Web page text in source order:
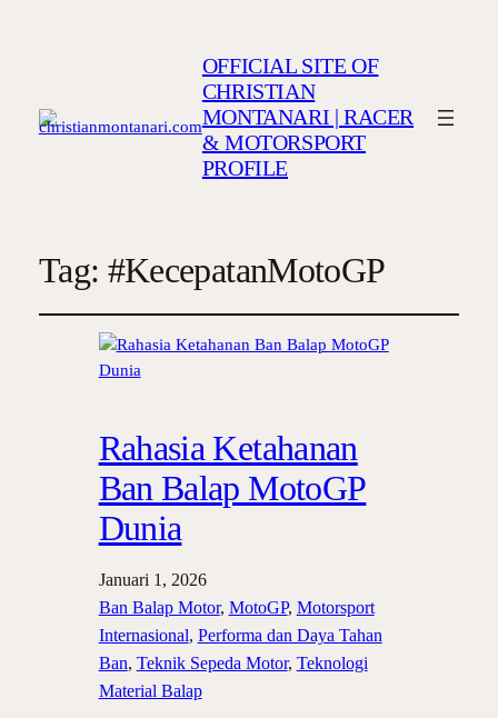
OFFICIAL SITE OF
CHRISTIAN
MONTANARI | RACER
& MOTORSPORT
PROFILE
Tag: #KecepatanMotoGP
Rahasia Ketahanan
Ban Balap MotoGP
Dunia
Januari 1, 2026
Ban Balap Motor, MotoGP, Motorsport
Internasional, Performa dan Daya Tahan
Ban, Teknik Sepeda Motor, Teknologi
Material Balap